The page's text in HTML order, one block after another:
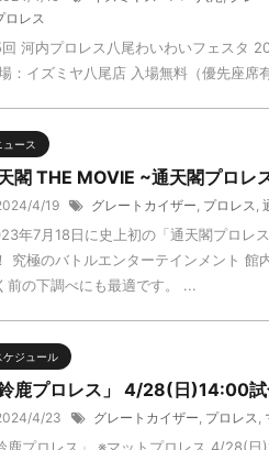
ロレス
河内プロレス八尾わいわいフェスタ
：イズミヤ八尾店 入場無料（優先座席有
ュース
閣 THE MOVIE ~通天閣プロレ
4/19 グレートカイザー, プロレス,
年7月18日に史上初の「通天閣プロレ
究極のバトルエンターテインメント 館
前の下調べにも最適です。 ...
ケジュール
鈴鹿プロレス」 4/28(日)14:00
4/23 グレートカイザー, プロレス,